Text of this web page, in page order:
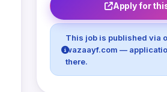
Apply for
This job is published via
wazaayf.com —
there.